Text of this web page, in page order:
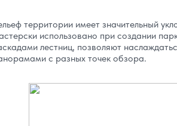
территории имеет значительный
использовано при создании
лестниц, позволяют
с разных точек обзора.